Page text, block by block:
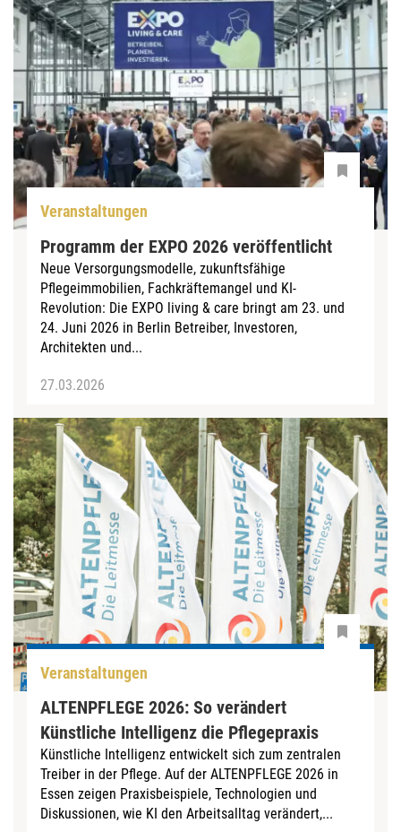
Veranstaltungen
Programm der EXPO 2026 veröffentlicht
Neue Versorgungsmodelle, zukunftsfähige
Pflegeimmobilien, Fachkräftemangel und KI-
Revolution: Die EXPO living & care bringt am 23. und
24. Juni 2026 in Berlin Betreiber, Investoren,
Architekten und...
27.03.2026
Veranstaltungen
ALTENPFLEGE 2026: So verändert
Künstliche Intelligenz die Pflegepraxis
Künstliche Intelligenz entwickelt sich zum zentralen
Treiber in der Pflege. Auf der ALTENPFLEGE 2026 in
Essen zeigen Praxisbeispiele, Technologien und
Diskussionen, wie KI den Arbeitsalltag verändert,...